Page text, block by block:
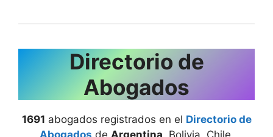
Directorio de
Abogados
1691 abogados registrados en el Directorio de
Abogados de Argentina , Bolivia, Chile,